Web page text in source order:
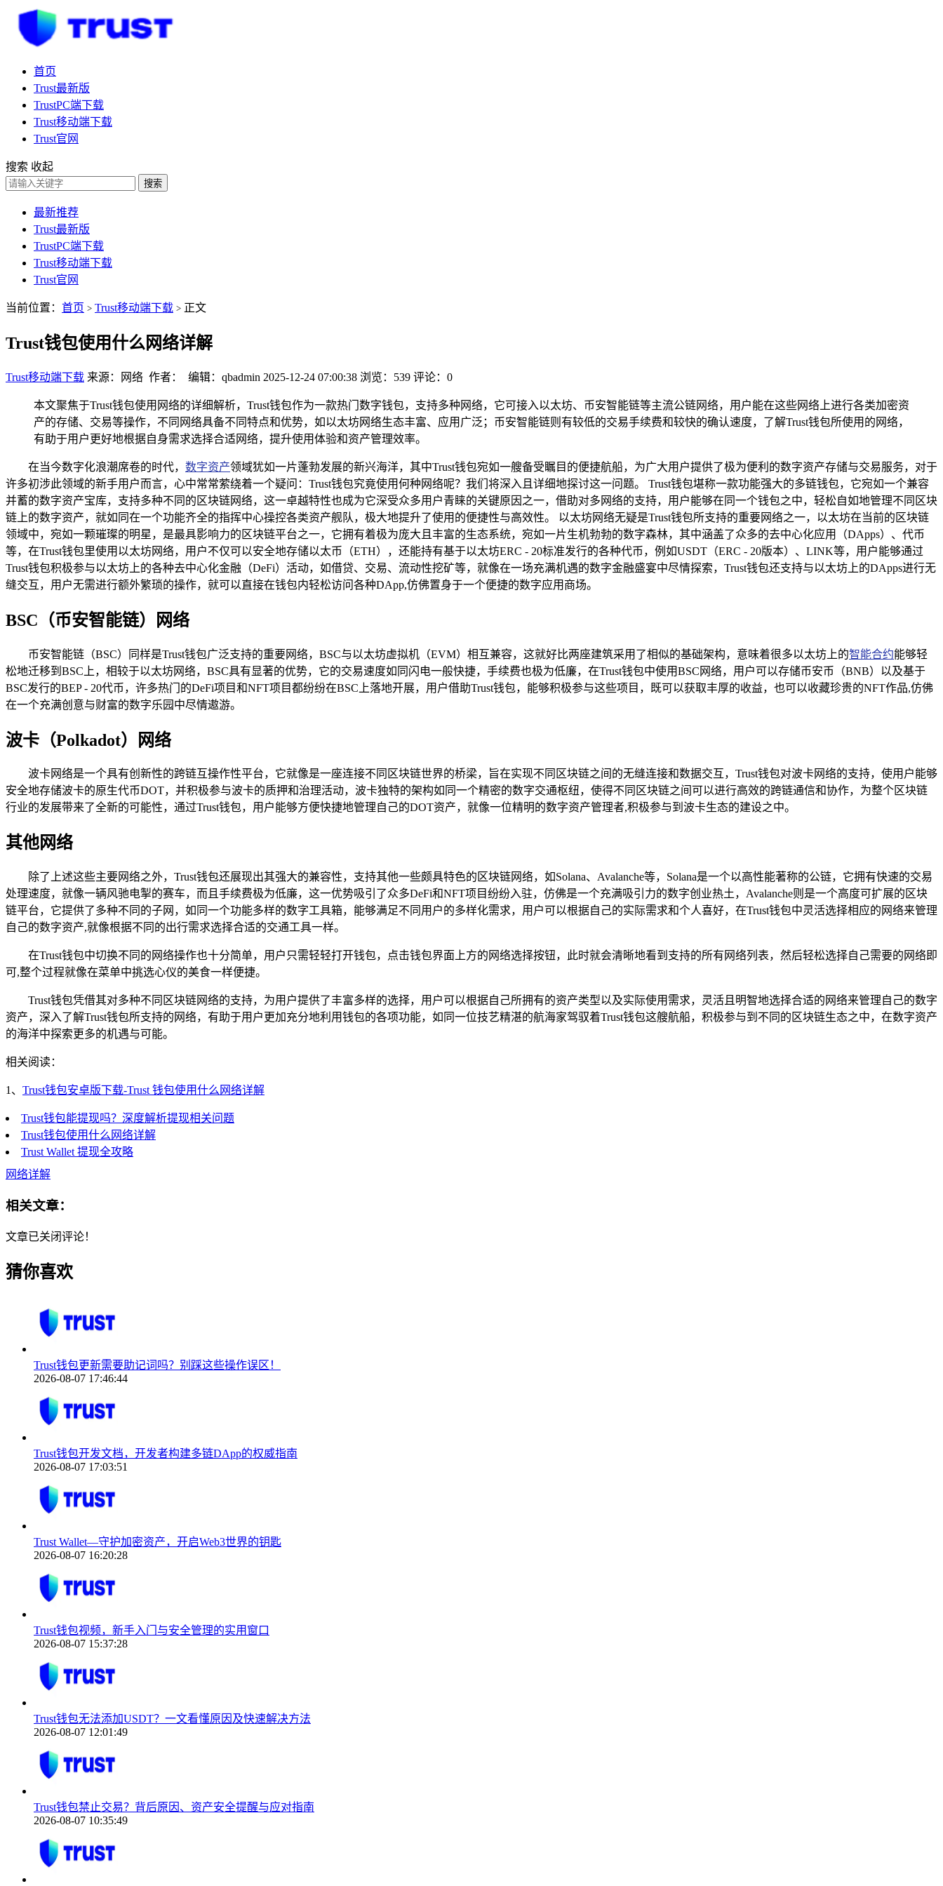
首页
Trust最新版
TrustPC端下载
Trust移动端下载
Trust官网
搜索 收起
搜索
最新推荐
Trust最新版
TrustPC端下载
Trust移动端下载
Trust官网
当前位置： 首页 > Trust移动端下载 > 正文
Trust钱包使用什么网络详解
Trust移动端下载 来源：网络 作者： 编辑：qbadmin 2025-12-24 07:00:38 浏览：539 评论：0
本文聚焦于Trust钱包使用网络的详细解析，Trust钱包作为一款热门数字钱包，支持多种网络，它可接入以太坊、币安智能链等主流公链网络，用户能在这些网络上进行各类加密资
产的存储、交易等操作，不同网络具备不同特点和优势，如以太坊网络生态丰富、应用广泛；币安智能链则有较低的交易手续费和较快的确认速度，了解Trust钱包所使用的网络，
有助于用户更好地根据自身需求选择合适网络，提升使用体验和资产管理效率。
在当今数字化浪潮席卷的时代， 数字资产领域犹如一片蓬勃发展的新兴海洋，其中Trust钱包宛如一艘备受瞩目的便捷航船，为广大用户提供了极为便利的数字资产存储与交易服务，对于
许多初涉此领域的新手用户而言，心中常常萦绕着一个疑问：Trust钱包究竟使用何种网络呢？我们将深入且详细地探讨这一问题。 Trust钱包堪称一款功能强大的多链钱包，它宛如一个兼容
并蓄的数字资产宝库，支持多种不同的区块链网络，这一卓越特性也成为它深受众多用户青睐的关键原因之一，借助对多网络的支持，用户能够在同一个钱包之中，轻松自如地管理不同区块
链上的数字资产，就如同在一个功能齐全的指挥中心操控各类资产舰队，极大地提升了使用的便捷性与高效性。 以太坊网络无疑是Trust钱包所支持的重要网络之一，以太坊在当前的区块链
领域中，宛如一颗璀璨的明星，是最具影响力的区块链平台之一，它拥有着极为庞大且丰富的生态系统，宛如一片生机勃勃的数字森林，其中涵盖了众多的去中心化应用（DApps）、代币
等，在Trust钱包里使用以太坊网络，用户不仅可以安全地存储以太币（ETH），还能持有基于以太坊ERC - 20标准发行的各种代币，例如USDT（ERC - 20版本）、LINK等，用户能够通过
Trust钱包积极参与以太坊上的各种去中心化金融（DeFi）活动，如借贷、交易、流动性挖矿等，就像在一场充满机遇的数字金融盛宴中尽情探索，Trust钱包还支持与以太坊上的DApps进行无
缝交互，用户无需进行额外繁琐的操作，就可以直接在钱包内轻松访问各种DApp,仿佛置身于一个便捷的数字应用商场。
BSC（币安智能链）网络
币安智能链（BSC）同样是Trust钱包广泛支持的重要网络，BSC与以太坊虚拟机（EVM）相互兼容，这就好比两座建筑采用了相似的基础架构，意味着很多以太坊上的智能合约能够轻
松地迁移到BSC上，相较于以太坊网络，BSC具有显著的优势，它的交易速度如同闪电一般快捷，手续费也极为低廉，在Trust钱包中使用BSC网络，用户可以存储币安币（BNB）以及基于
BSC发行的BEP - 20代币，许多热门的DeFi项目和NFT项目都纷纷在BSC上落地开展，用户借助Trust钱包，能够积极参与这些项目，既可以获取丰厚的收益，也可以收藏珍贵的NFT作品,仿佛
在一个充满创意与财富的数字乐园中尽情遨游。
波卡（Polkadot）网络
波卡网络是一个具有创新性的跨链互操作性平台，它就像是一座连接不同区块链世界的桥梁，旨在实现不同区块链之间的无缝连接和数据交互，Trust钱包对波卡网络的支持，使用户能够
安全地存储波卡的原生代币DOT，并积极参与波卡的质押和治理活动，波卡独特的架构如同一个精密的数字交通枢纽，使得不同区块链之间可以进行高效的跨链通信和协作，为整个区块链
行业的发展带来了全新的可能性，通过Trust钱包，用户能够方便快捷地管理自己的DOT资产，就像一位精明的数字资产管理者,积极参与到波卡生态的建设之中。
其他网络
除了上述这些主要网络之外，Trust钱包还展现出其强大的兼容性，支持其他一些颇具特色的区块链网络，如Solana、Avalanche等，Solana是一个以高性能著称的公链，它拥有快速的交易
处理速度，就像一辆风驰电掣的赛车，而且手续费极为低廉，这一优势吸引了众多DeFi和NFT项目纷纷入驻，仿佛是一个充满吸引力的数字创业热土，Avalanche则是一个高度可扩展的区块
链平台，它提供了多种不同的子网，如同一个功能多样的数字工具箱，能够满足不同用户的多样化需求，用户可以根据自己的实际需求和个人喜好，在Trust钱包中灵活选择相应的网络来管理
自己的数字资产,就像根据不同的出行需求选择合适的交通工具一样。
在Trust钱包中切换不同的网络操作也十分简单，用户只需轻轻打开钱包，点击钱包界面上方的网络选择按钮，此时就会清晰地看到支持的所有网络列表，然后轻松选择自己需要的网络即
可,整个过程就像在菜单中挑选心仪的美食一样便捷。
Trust钱包凭借其对多种不同区块链网络的支持，为用户提供了丰富多样的选择，用户可以根据自己所拥有的资产类型以及实际使用需求，灵活且明智地选择合适的网络来管理自己的数字
资产，深入了解Trust钱包所支持的网络，有助于用户更加充分地利用钱包的各项功能，如同一位技艺精湛的航海家驾驭着Trust钱包这艘航船，积极参与到不同的区块链生态之中，在数字资产
的海洋中探索更多的机遇与可能。
相关阅读：
1、 Trust钱包安卓版下载-Trust 钱包使用什么网络详解
Trust钱包能提现吗？深度解析提现相关问题
Trust钱包使用什么网络详解
Trust Wallet 提现全攻略
网络详解
相关文章：
文章已关闭评论！
猜你喜欢
Trust钱包更新需要助记词吗？别踩这些操作误区！
2026-08-07 17:46:44
Trust钱包开发文档，开发者构建多链DApp的权威指南
2026-08-07 17:03:51
Trust Wallet—守护加密资产，开启Web3世界的钥匙
2026-08-07 16:20:28
Trust钱包视频，新手入门与安全管理的实用窗口
2026-08-07 15:37:28
Trust钱包无法添加USDT？一文看懂原因及快速解决方法
2026-08-07 12:01:49
Trust钱包禁止交易？背后原因、资产安全提醒与应对指南
2026-08-07 10:35:49